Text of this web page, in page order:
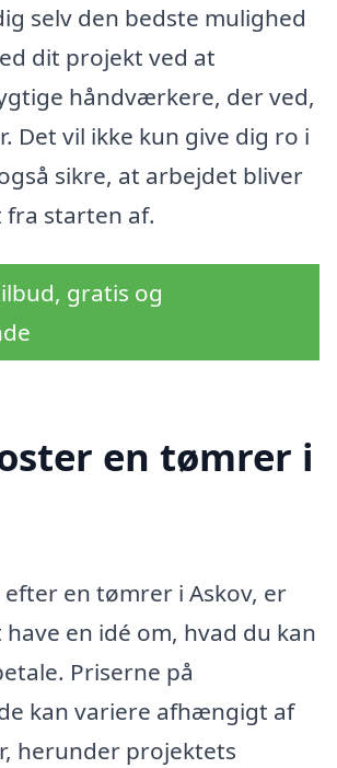
selv den bedste mulighed
dit projekt ved at
håndværkere, der ved,
Det vil ikke kun give dig ro i
sikre, at arbejdet bliver
starten af.
gratis og
en tømrer i
en tømrer i Askov, er
en idé om, hvad du kan
Priserne på
kan variere afhængigt af
herunder projektets